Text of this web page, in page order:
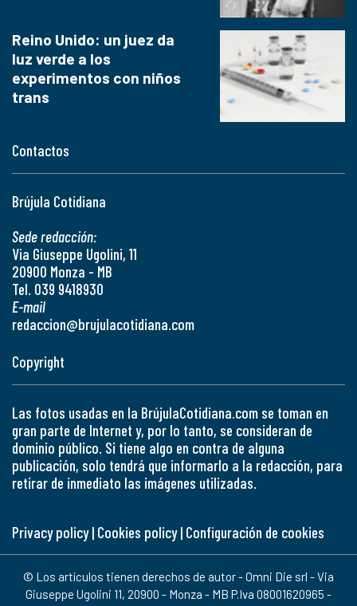
Contactos
Brújula Cotidiana
Sede redacción:
Via Giuseppe Ugolini, 11
20900 Monza - MB
Tel. 039 9418930
E-mail
redaccion@brujulacotidiana.com
Reino Unido: un juez da
luz verde a los
experimentos con niños
trans
Copyright
Las fotos usadas en la BrújulaCotidiana.com se toman en
gran parte de Internet y, por lo tanto, se consideran de
dominio público. Si tiene algo en contra de alguna
publicación, solo tendrá que informarlo a la redacción, para
retirar de inmediato las imágenes utilizadas.
Privacy policy| Cookies policy| Configuración de cookies
© Los artículos tienen derechos de autor - Omni Die srl - Via
Giuseppe Ugolini 11, 20900 - Monza - MB P.Iva 08001620965 -